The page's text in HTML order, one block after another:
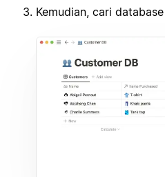
Kemudian, cari